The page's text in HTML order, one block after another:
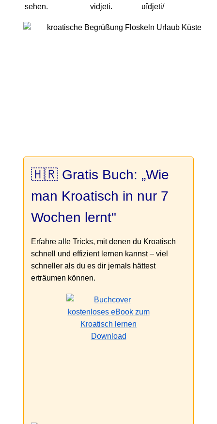
sehen.
vidjeti.
ʋîdjeti/
🇭🇷 Gratis Buch: „Wie
man Kroatisch in nur 7
Wochen lernt"
Erfahre alle Tricks, mit denen du Kroatisch
schnell und effizient lernen kannst – viel
schneller als du es dir jemals hättest
erträumen können.